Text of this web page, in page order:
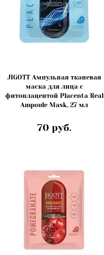
JIGOTT Ампульная тканевая
маска для лица с
фитоплацентой Placenta Real
Ampoule Mask, 27 мл
70 руб.